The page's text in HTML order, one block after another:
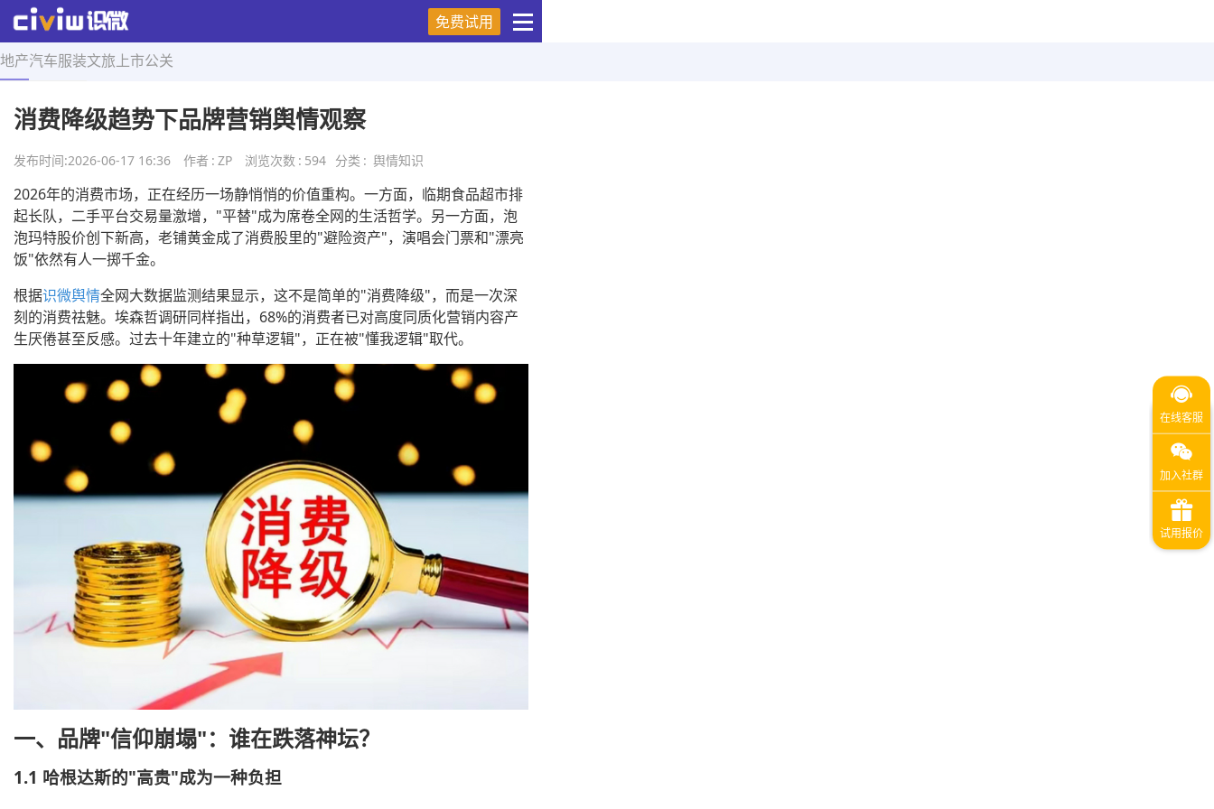
免费试用
地产汽车服装文旅 上市公关
首页 > 舆情知识 > 正文
消费降级趋势下品牌营销舆情观察
发布时间:2026-06-17 16:36 作者 : ZP 浏览次数 : 594 分类 : 舆情知识
2026年的消费市场，正在经历一场静悄悄的价值重构。一方面，临期食品超市排
起长队，二手平台交易量激增，"平替"成为席卷全网的生活哲学。另一方面，泡
泡玛特股价创下新高，老铺黄金成了消费股里的"避险资产"，演唱会门票和"漂亮
饭"依然有人一掷千金。
根据识微舆情全网大数据监测结果显示，这不是简单的"消费降级"，而是一次深
刻的消费祛魅。埃森哲调研同样指出，68%的消费者已对高度同质化营销内容产
生厌倦甚至反感。过去十年建立的"种草逻辑"，正在被"懂我逻辑"取代。
一、品牌"信仰崩塌"：谁在跌落神坛？
1.1 哈根达斯的"高贵"成为一种负担